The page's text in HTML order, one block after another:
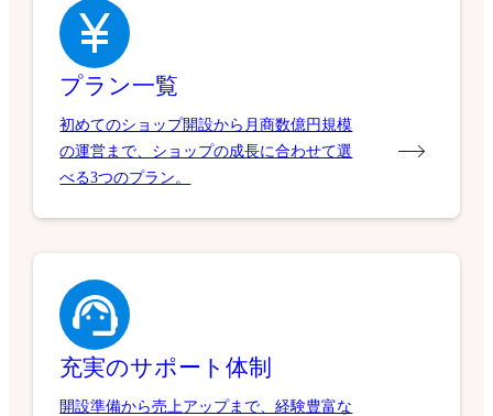
プラン一覧
初めてのショップ開設から月商数億円規模
の運営まで、ショップの成長に合わせて選
べる3つのプラン。
充実のサポート体制
開設準備から売上アップまで、経験豊富な